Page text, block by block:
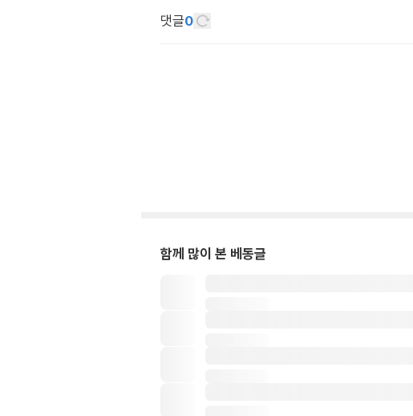
댓글0
함께 많이 본 베동글